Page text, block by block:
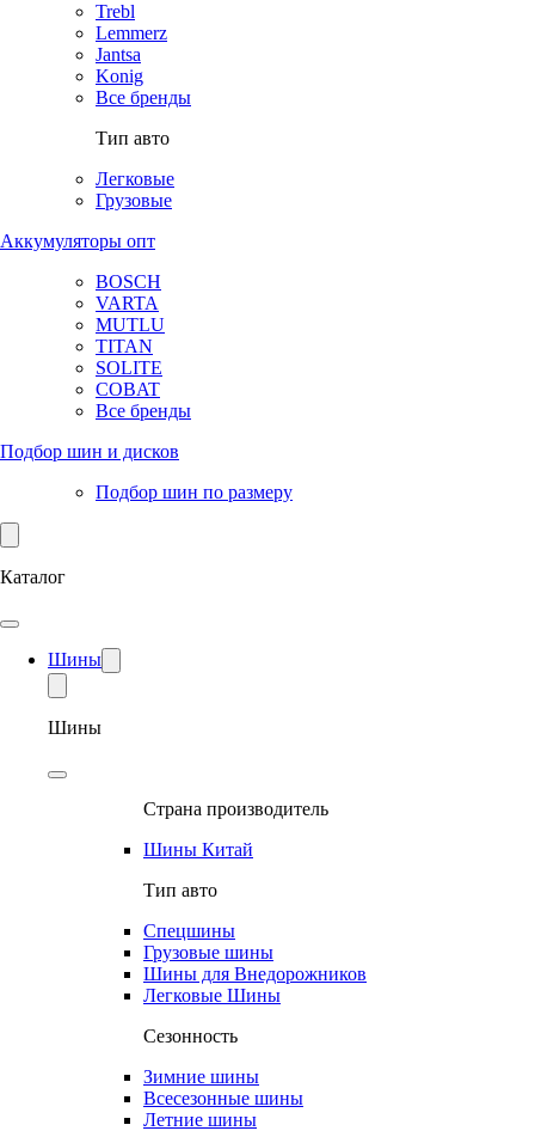
Trebl
Lemmerz
Jantsa
Konig
Все бренды
Тип авто
Легковые
Грузовые
Аккумуляторы опт
BOSCH
VARTA
MUTLU
TITAN
SOLITE
COBAT
Все бренды
Подбор шин и дисков
Подбор шин по размеру
Каталог
Шины
Шины
Страна производитель
Шины Китай
Тип авто
Спецшины
Грузовые шины
Шины для Внедорожников
Легковые Шины
Сезонность
Зимние шины
Всесезонные шины
Летние шины